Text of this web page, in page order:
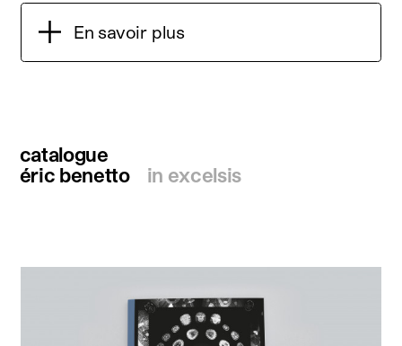
En savoir plus
catalogue
éric benetto
in excelsis